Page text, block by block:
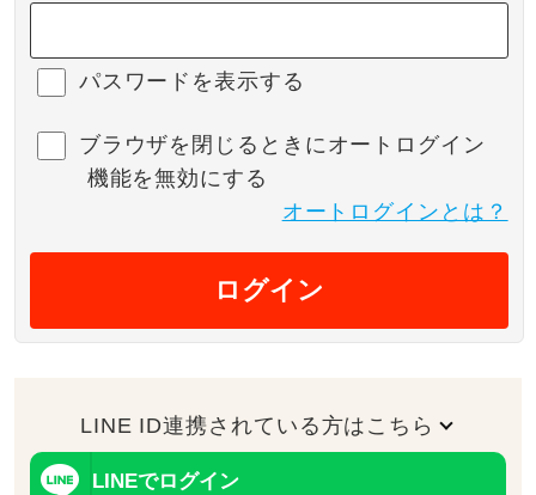
パスワードを表示する
ブラウザを閉じるときにオートログイン
機能を無効にする
オートログインとは？
ログイン
LINE ID連携されている方はこちら
LINEでログイン